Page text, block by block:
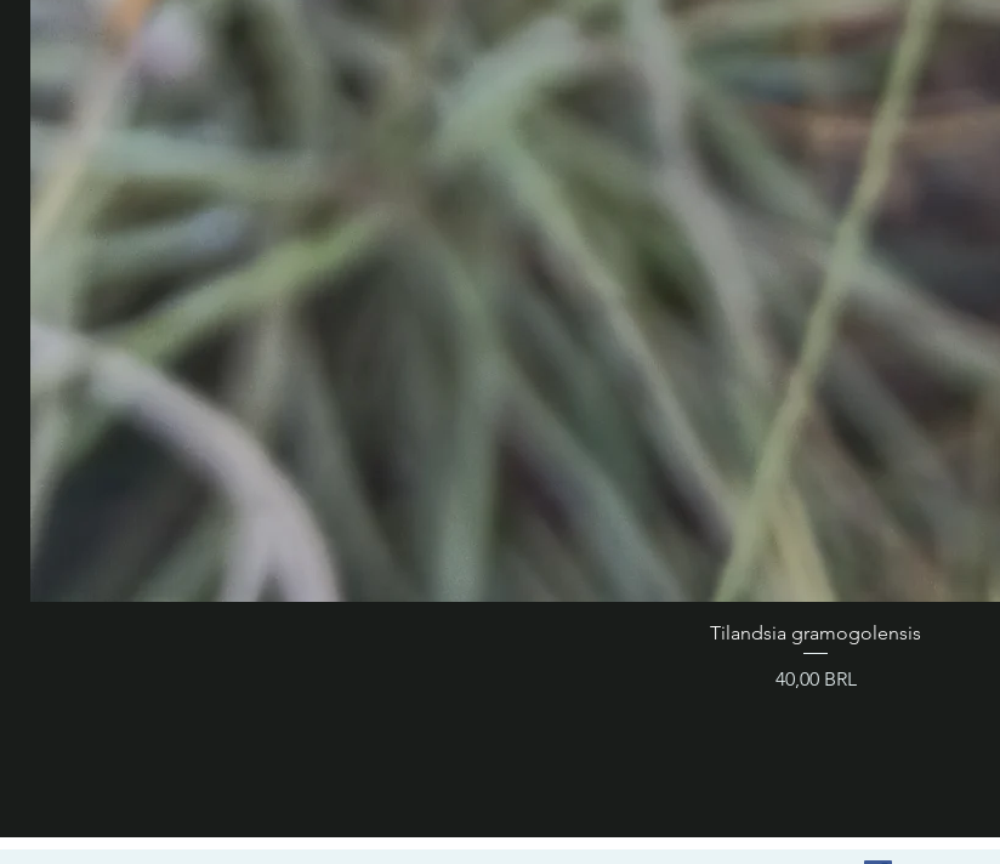
Tilandsia gramogolensis
Precio
40,00 BRL